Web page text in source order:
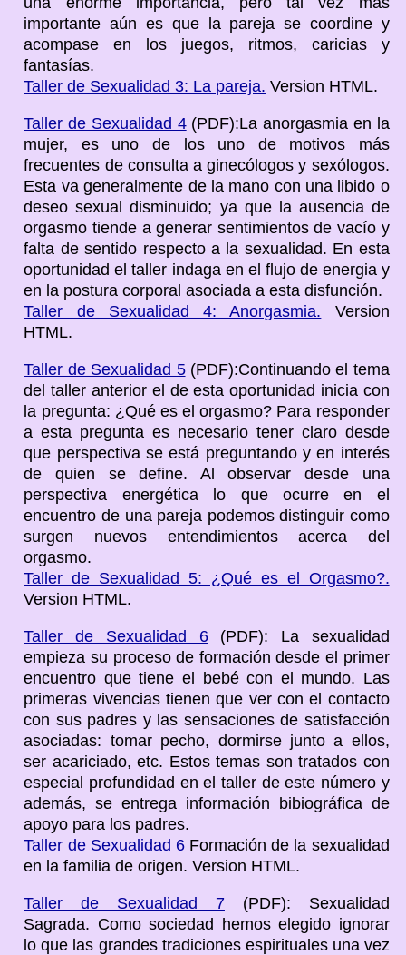
importante aún es que la pareja se coordine y
acompase en los juegos, ritmos, caricias y
fantasías.
Taller de Sexualidad 3: La pareja. Version HTML.
Taller de Sexualidad 4(PDF):La anorgasmia en la
mujer, es uno de los uno de motivos más
frecuentes de consulta a ginecólogos y sexólogos.
Esta va generalmente de la mano con una libido o
deseo sexual disminuido; ya que la ausencia de
orgasmo tiende a generar sentimientos de vacío y
falta de sentido respecto a la sexualidad. En esta
oportunidad el taller indaga en el flujo de energia y
en la postura corporal asociada a esta disfunción.
Taller de Sexualidad 4: Anorgasmia. Version
HTML.
Taller de Sexualidad 5(PDF):Continuando el tema
del taller anterior el de esta oportunidad inicia con
la pregunta: ¿Qué es el orgasmo? Para responder
a esta pregunta es necesario tener claro desde
que perspectiva se está preguntando y en interés
de quien se define. Al observar desde una
perspectiva energética lo que ocurre en el
encuentro de una pareja podemos distinguir como
surgen nuevos entendimientos acerca del
orgasmo.
Taller de Sexualidad 5: ¿Qué es el Orgasmo?.
Version HTML.
Taller de Sexualidad 6(PDF): La sexualidad
empieza su proceso de formación desde el primer
encuentro que tiene el bebé con el mundo. Las
primeras vivencias tienen que ver con el contacto
con sus padres y las sensaciones de satisfacción
asociadas: tomar pecho, dormirse junto a ellos,
ser acariciado, etc. Estos temas son tratados con
especial profundidad en el taller de este número y
además, se entrega información bibiográfica de
apoyo para los padres.
Taller de Sexualidad 6Formación de la sexualidad
en la familia de origen. Version HTML.
Taller de Sexualidad 7(PDF): Sexualidad
Sagrada. Como sociedad hemos elegido ignorar
lo que las grandes tradiciones espirituales una vez